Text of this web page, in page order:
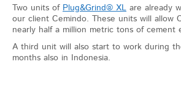
Two units of Plug&Grind® XL are already
our client Cemindo. These units will allow
nearly half a million metric tons of cement
A third unit will also start to work during
months also in Indonesia.